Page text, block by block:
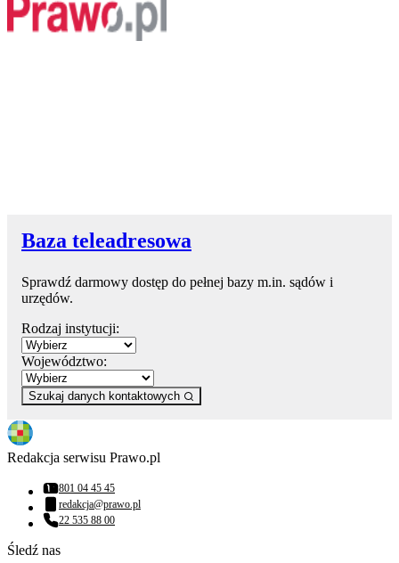
Baza teleadresowa
Sprawdź darmowy dostęp do pełnej bazy m.in. sądów i
urzędów.
Rodzaj instytucji:
Województwo:
Szukaj danych kontaktowych
Redakcja serwisu Prawo.pl
Numer telefonu:
801 04 45 45
Adres email:
redakcja@prawo.pl
Numer telefonu:
22 535 88 00
Śledź nas